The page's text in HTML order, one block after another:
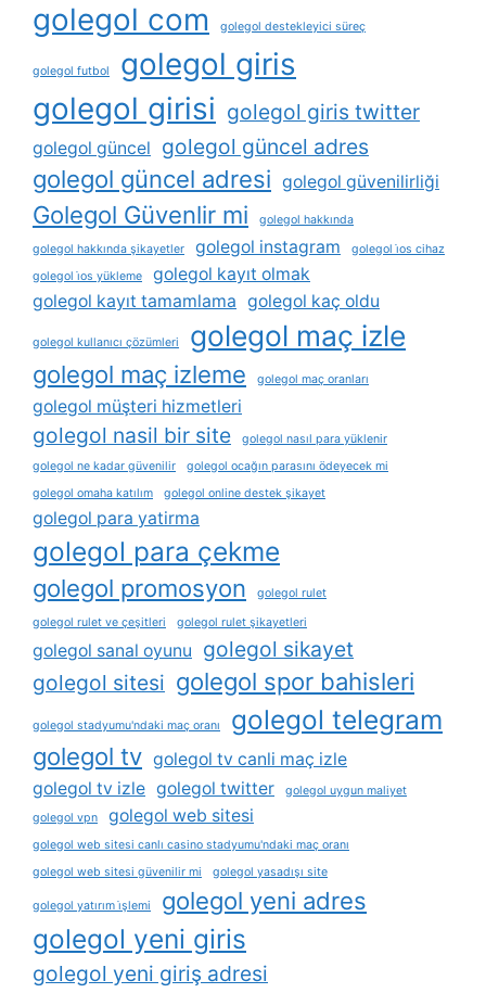
golegol com golegol destekleyici süreç
golegol futbol
golegol giris
golegol girisi golegol giris twitter
golegol güncel golegol güncel adres
golegol güncel adresi golegol güvenilirliği
Golegol Güvenlir mi golegol hakkında
golegol hakkında şikayetler golegol instagram
golegol i̇os cihaz
golegol i̇os yükleme
golegol kayıt olmak
golegol kayıt tamamlama golegol kaç oldu
golegol kullanıcı çözümleri golegol maç izle
golegol maç izleme golegol maç oranları
golegol müşteri hizmetleri
golegol nasil bir site
golegol nasıl para yüklenir
golegol ne kadar güvenilir
golegol ocağın parasını ödeyecek mi
golegol omaha katılım
golegol online destek şikayet
golegol para yatirma
golegol para çekme
golegol promosyon golegol rulet
golegol rulet ve çeşitleri golegol rulet şikayetleri
golegol sanal oyunu
golegol sikayet
golegol sitesi golegol spor bahisleri
golegol stadyumu'ndaki maç oranı golegol telegram
golegol tv golegol tv canli maç izle
golegol tv izle golegol twitter
golegol uygun maliyet
golegol vpn
golegol web sitesi
golegol web sitesi canlı casino stadyumu'ndaki maç oranı
golegol web sitesi güvenilir mi
golegol yasadışı site
golegol yatırım i̇şlemi golegol yeni adres
golegol yeni giris
golegol yeni giriş adresi